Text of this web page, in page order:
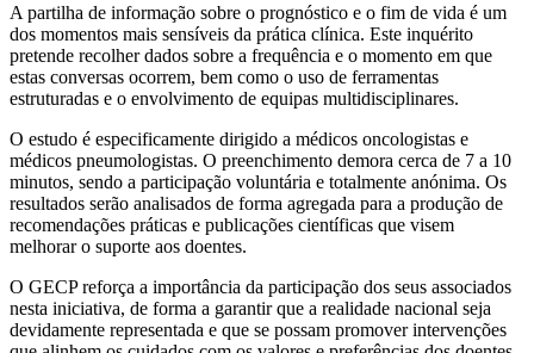
A partilha de informação sobre o prognóstico e o fim de vida é um
dos momentos mais sensíveis da prática clínica. Este inquérito
pretende recolher dados sobre a frequência e o momento em que
estas conversas ocorrem, bem como o uso de ferramentas
estruturadas e o envolvimento de equipas multidisciplinares.
O estudo é especificamente dirigido a médicos oncologistas e
médicos pneumologistas. O preenchimento demora cerca de 7 a 10
minutos, sendo a participação voluntária e totalmente anónima. Os
resultados serão analisados de forma agregada para a produção de
recomendações práticas e publicações científicas que visem
melhorar o suporte aos doentes.
O GECP reforça a importância da participação dos seus associados
nesta iniciativa, de forma a garantir que a realidade nacional seja
devidamente representada e que se possam promover intervenções